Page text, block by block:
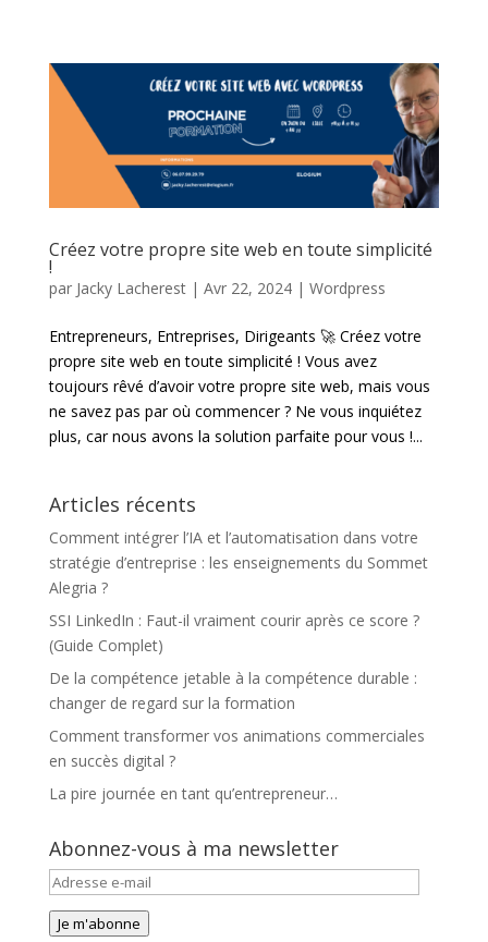
Créez votre propre site web en toute simplicité
!
par Jacky Lacherest| Avr 22, 2024| Wordpress
Entrepreneurs, Entreprises, Dirigeants 🚀 Créez votre
propre site web en toute simplicité ! Vous avez
toujours rêvé d’avoir votre propre site web, mais vous
ne savez pas par où commencer ? Ne vous inquiétez
plus, car nous avons la solution parfaite pour vous !...
Articles récents
Comment intégrer l’IA et l’automatisation dans votre
stratégie d’entreprise : les enseignements du Sommet
Alegria ?
SSI LinkedIn : Faut-il vraiment courir après ce score ?
(Guide Complet)
De la compétence jetable à la compétence durable :
changer de regard sur la formation
Comment transformer vos animations commerciales
en succès digital ?
La pire journée en tant qu’entrepreneur…
Abonnez-vous à ma newsletter
Adresse
e-
mail
Je m'abonne